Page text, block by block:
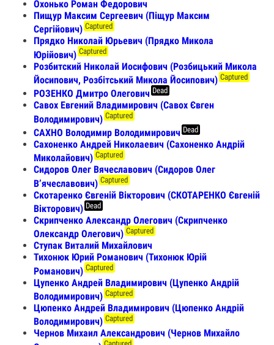
Охонько Роман Федорович
Пищур Максим Сергеевич (Піщур Максим
Сергійович) Captured
Прядко Николай Юрьевич (Прядко Микола
Юрійович) Captured
Розбитский Николай Иосифович (Розбицький Микола
Йосипович, Розбітський Микола Йосипович) Captured
РОЗЕНКО Дмитро Олегович Dead
Савох Евгений Владимирович (Савох Євген
Володимирович) Captured
САХНО Володимир Володимирович Dead
Сахоненко Андрей Николаевич (Сахоненко Андрій
Миколайович) Captured
Сидоров Олег Вячеславович (Сидоров Олег
Вʼячеславович) Captured
Скотаренко Євгеній Вікторович (СКОТАРЕНКО Євгеній
Вікторович) Dead
Скрипченко Александр Олегович (Скрипченко
Олександр Олегович) Captured
Ступак Виталий Михайлович
Тихонюк Юрий Романович (Тихонюк Юрій
Романович) Captured
Цупенко Андрей Владимирович (Цупенко Андрій
Володимирович) Captured
Цюпенко Андрей Владимирович (Цюпенко Андрій
Володимирович) Captured
Чернов Михаил Александрович (Чернов Михайло